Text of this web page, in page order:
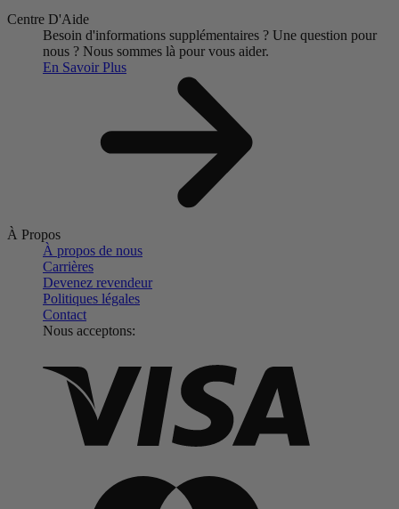
Centre D'Aide
Besoin d'informations supplémentaires ? Une question pour
nous ? Nous sommes là pour vous aider.
En Savoir Plus
À Propos
À propos de nous
Carrières
Devenez revendeur
Politiques légales
Contact
Nous acceptons: